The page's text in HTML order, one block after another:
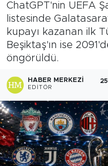
ChatGPT'nin UEFA
listesinde
kupayı kazanan ilk
Beşiktaş'ın ise
öngörüldü.
HABER MERKEZI
EDITÖR
Sağlık
Sağlık Turizmi
Teknoloji
Son Dakika
Haber Arşivi